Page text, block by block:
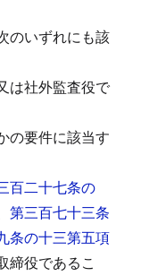
のいずれにも該
は社外監査役で
の要件に該当す
百二十七条の
第三百七十三条
条の十三第五項
締役であるこ